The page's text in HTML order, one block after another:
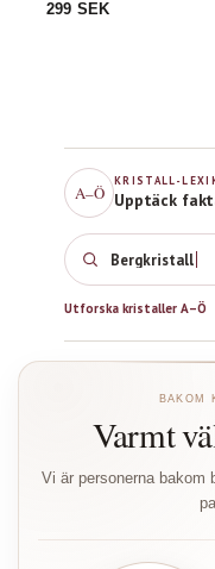
A–Ö
KRISTALL-
Upptäck
Bergkristall
Utforska kristaller A–Ö
BAKOM
Varmt
Vi är personerna bakom
399 SEK